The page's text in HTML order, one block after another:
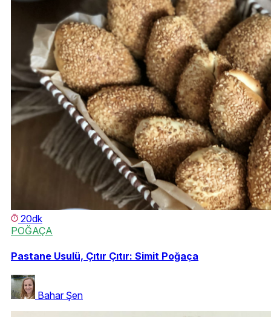
20dk
POĞAÇA
Pastane Usulü, Çıtır Çıtır: Simit Poğaça
Bahar Şen